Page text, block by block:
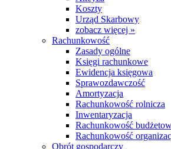
Koszty
Urząd Skarbowy
zobacz więcej »
Rachunkowość
Zasady ogólne
Księgi rachunkowe
Ewidencja księgowa
Sprawozdawczość
Amortyzacja
Rachunkowość rolnicza
Inwentaryzacja
Rachunkowość
Rachunkowość
Obrót gospodarczy